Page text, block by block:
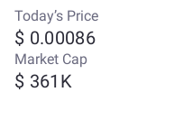
Today’s Price
$ 0.00086
Market Cap
$ 361K